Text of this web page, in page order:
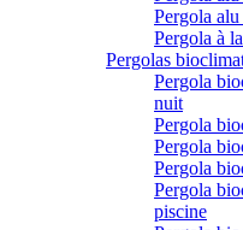
Pergola
Pergola à
Pergolas
Pergola
nuit
Pergola
Pergola
Pergola
Pergola
piscine